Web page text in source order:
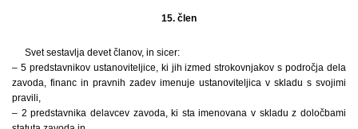
15. člen
Svet sestavlja devet članov, in sicer:
– 5 predstavnikov ustanoviteljice, ki jih izmed strokovnjakov s področja dela
zavoda, financ in pravnih zadev imenuje ustanoviteljica v skladu s svojimi
pravili,
– 2 predstavnika delavcev zavoda, ki sta imenovana v skladu z določbami